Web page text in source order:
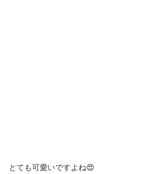
とても可愛いですよね😍